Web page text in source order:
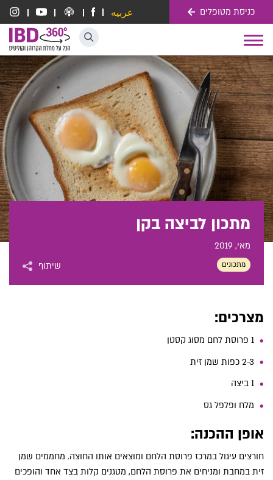
כניסת מטופלים
عربيه
דלג לתוכן
Toggle
navigation
מתכון לביצה בקן
מאי, 2019
מתכונים שיתוף
מצרכים:
1 פרוסת לחם מסוג קסטן
2-3 כפות שמן זית
1 ביצה
מלח ופלפל גס
אופן ההכנה:
חורצים עיגול במרכז פרוסת הלחם ומוצאים אותו החוצה. מחממים שמן
זית במחבת ומניחים את פרוסת הלחם, מטגנים קלות בצד אחד והופכים